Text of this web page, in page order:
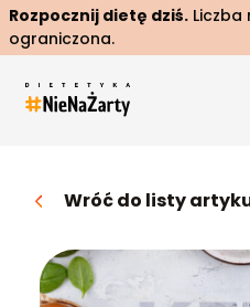
Rozpocznij dietę dziś. Liczba
ograniczona.
Wróć do listy